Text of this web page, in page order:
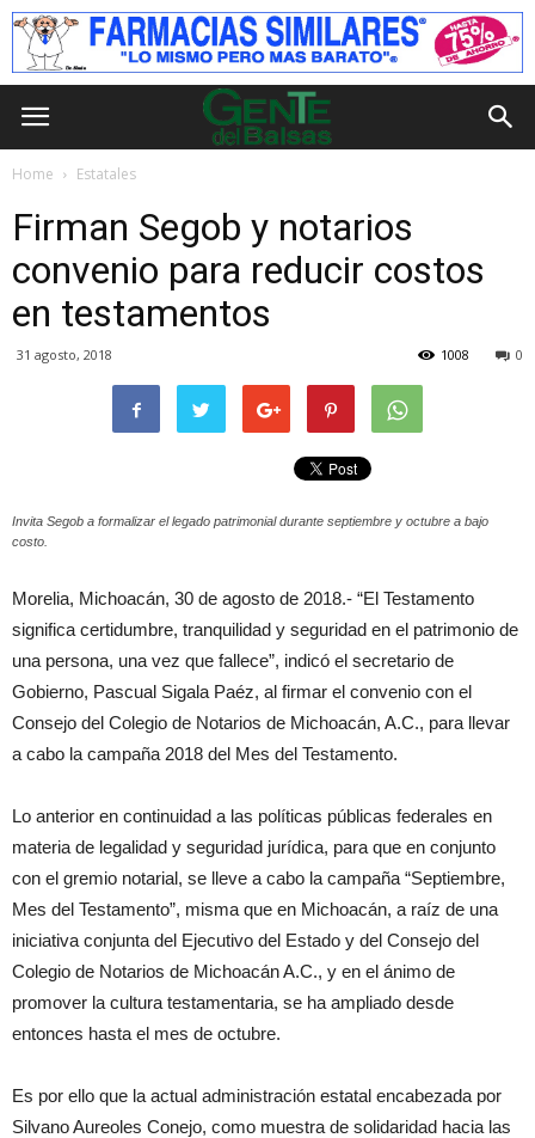
Home Estatales
Firman Segob y notarios
convenio para reducir costos
en testamentos
31 agosto, 2018 0
1008
Invita Segob a formalizar el legado patrimonial durante septiembre y octubre a bajo
costo.
Morelia, Michoacán, 30 de agosto de 2018.- “El Testamento
significa certidumbre, tranquilidad y seguridad en el patrimonio de
una persona, una vez que fallece”, indicó el secretario de
Gobierno, Pascual Sigala Paéz, al firmar el convenio con el
Consejo del Colegio de Notarios de Michoacán, A.C., para llevar
a cabo la campaña 2018 del Mes del Testamento.
Lo anterior en continuidad a las políticas públicas federales en
materia de legalidad y seguridad jurídica, para que en conjunto
con el gremio notarial, se lleve a cabo la campaña “Septiembre,
Mes del Testamento”, misma que en Michoacán, a raíz de una
iniciativa conjunta del Ejecutivo del Estado y del Consejo del
Colegio de Notarios de Michoacán A.C., y en el ánimo de
promover la cultura testamentaria, se ha ampliado desde
entonces hasta el mes de octubre.
Es por ello que la actual administración estatal encabezada por
Silvano Aureoles Conejo, como muestra de solidaridad hacia las